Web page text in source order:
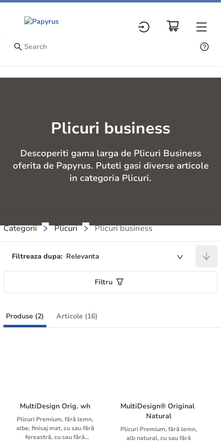
Plicuri business
Descoperiti gama larga de Plicuri Business
oferita de Papyrus. Puteti gasi diverse articole
in categoria Plicuri.
Categorii Plicuri Plicuri business
Filtreaza dupa: Relevanta
Filtru
Produse (2) Articole (16)
MultiDesign Orig. wh
Plicuri Premium, fără lemn,
albe, finisaj mat, cu sau fără
fereastră, cu sau fără
MultiDesign® Original
Natural
Plicuri Premium, fără lemn,
alb natural, cu sau fără